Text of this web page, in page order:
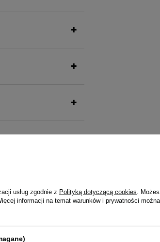
ucieszy
usług zgodnie z Polityką dotyczącą cookies .
informacji na temat warunków i prywatności